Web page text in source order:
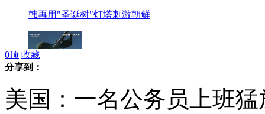
韩再用"圣诞树"灯塔刺激朝鲜
0顶 收藏
分享到：
美国：一名公务员上班